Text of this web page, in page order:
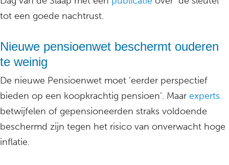
tot een goede nachtrust.
Nieuwe pensioenwet beschermt ouderen
te weinig
De nieuwe Pensioenwet moet ‘eerder perspectief
bieden op een koopkrachtig pensioen’. Maar experts
betwijfelen of gepensioneerden straks voldoende
beschermd zijn tegen het risico van onverwacht hoge
inflatie.